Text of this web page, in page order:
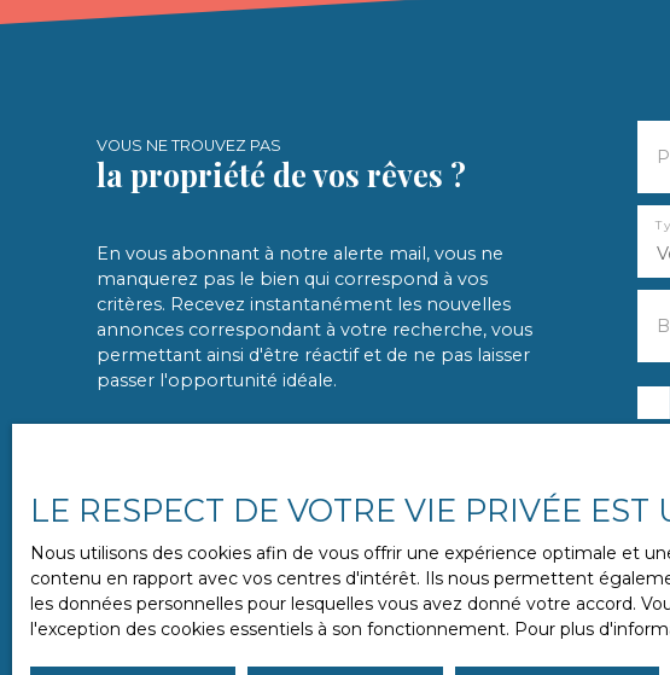
VOUS NE TROUVEZ PAS
la propriété de vos rêves ?
En vous abonnant à notre alerte mail, vous ne
manquerez pas le bien qui correspond à vos
critères. Recevez instantanément les nouvelles
annonces correspondant à votre recherche, vous
permettant ainsi d'être réactif et de ne pas laisser
passer l'opportunité idéale.
LE RESPECT DE VOTRE VIE PRIVÉE
Nous utilisons des cookies afin de vous offrir une expérience optimale et
contenu en rapport avec vos centres d'intérêt. Ils nous permettent
les données personnelles pour lesquelles vous avez donné votre accord.
l'exception des cookies essentiels à son fonctionnement. Pour plus